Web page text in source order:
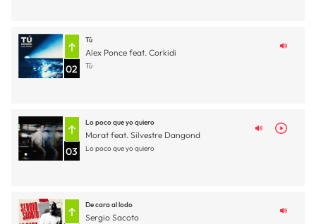
02
Tú
Alex Ponce feat. Corkidi
Tú
03
Lo poco que yo quiero
Morat feat. Silvestre Dangond
Lo poco que yo quiero
De cara al lodo
Sergio Sacoto